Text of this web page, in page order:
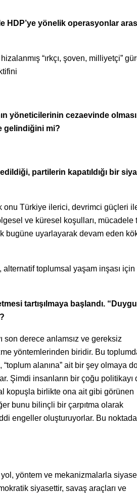
HDP’ye yönelik operasyonlar
“ırkçı, şoven, milliyetçi”
yöneticilerinin cezaevinde
gelindiğini mi?
partilerin kapatıldığı bir
onu Türkiye ilerici, devrimci güçleri
ve küresel koşulları, mücadele
bugüne uyarlayarak devam eden
toplumsal yaşam inşası için
tartışılmaya başlandı.
son derece anlamsız ve gereksiz
yöntemlerinden biridir. Bu
alanına” ait bir şey olmaya
Şimdi insanların bir çoğu politikayı
kopuşla birlikte ona ait gibi görünen
bunu bilinçli bir çarpıtma olarak
engeller oluşturuyorlar. Bu noktada
yöntem ve mekanizmalarla
siyasettir, savaş araçları ve